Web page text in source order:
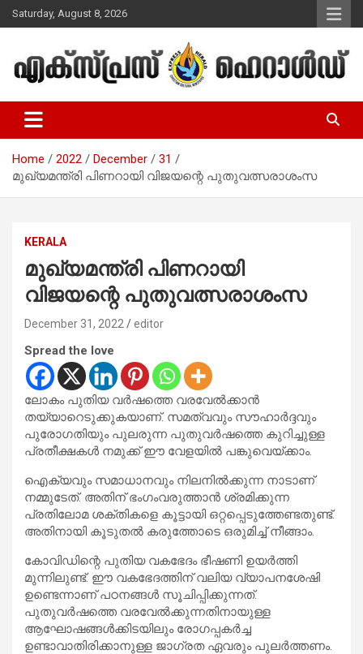
Skip
to
Saturday, August 8, 2026
Express Herald – Malayalam
Christian News
Home 2022 December
31
മുഖ്യമന്ത്രി പിണറായി വിജയന്റെ പുതുവത്സരാശംസ
KERALA
മുഖ്യമന്ത്രി പിണറായി
വിജയന്റെ പുതുവത്സരാശംസ
December 31, 2022 editor
Spread the love
ലോകം പുതിയ വർഷത്തെ വരവേൽക്കാൻ
തയ്യാറെടുക്കുകയാണ്. സമത്വവും സൗഹാർദ്ദവും
പുരോഗതിയും പുലരുന്ന പുതുവർഷത്തെ കുറിച്ചുള്ള
പ്രതീക്ഷകൾ നമുക്ക് ഈ വേളയിൽ പങ്കുവെയ്ക്കാം.
ഐക്യവും സമാധാനവും നിലനിൽക്കുന്ന നാടാണ്
നമ്മുടേത്. അതിന് ഭംഗംവരുത്താൻ ശ്രമിക്കുന്ന
പ്രതിലോമ ശക്തികളെ കൂട്ടായി ഒറ്റപ്പെടുത്തേണ്ടതുണ്ട്.
അതിനായി കൂടുതൽ കരുത്തോടെ ഒരുമിച്ച് നീങ്ങാം.
കോവിഡിന്റെ പുതിയ വകഭേദം ഭീഷണി ഉയർത്തി
മുന്നിലുണ്ട്. ഈ വകഭേദത്തിന് വലിയ വ്യാപനശേഷി
ഉണ്ടെന്നാണ് പഠനങ്ങൾ സൂചിപ്പിക്കുന്നത്.
പുതുവർഷത്തെ വരവേൽക്കുന്നതിനായുള്ള
ആഘോഷങ്ങൾക്കിടയിലും രോഗപ്പകർച്ച
ഉണ്ടാവാതിരിക്കാനുള്ള ജാഗ്രത ഏവരും പുലർത്തണം.